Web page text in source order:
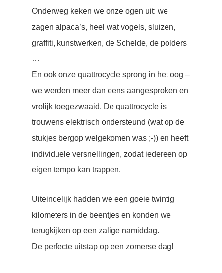
Onderweg keken we onze ogen uit: we
zagen alpaca’s, heel wat vogels, sluizen,
graffiti, kunstwerken, de Schelde, de polders
…
En ook onze quattrocycle sprong in het oog –
we werden meer dan eens aangesproken en
vrolijk toegezwaaid. De quattrocycle is
trouwens elektrisch ondersteund (wat op de
stukjes bergop welgekomen was ;-)) en heeft
individuele versnellingen, zodat iedereen op
eigen tempo kan trappen.
Uiteindelijk hadden we een goeie twintig
kilometers in de beentjes en konden we
terugkijken op een zalige namiddag.
De perfecte uitstap op een zomerse dag!